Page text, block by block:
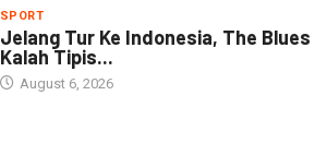
SPORT
Jelang Tur Ke Indonesia, The Blues
Kalah Tipis...
August 6, 2026